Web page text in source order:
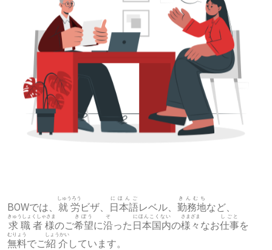
BOWでは、 就労
しゅうろう
ビザ、 日本語
にほんご
レベル、 勤務地
きんむち
など、
求職者様
きゅうしょくしゃさま
のご希望
きぼう
に沿
そ
った 日本国内
にほんこくない
の様々
さまざま
なお仕事
しごと
を
無料
むりょう
でご紹介
しょうかい
しています。